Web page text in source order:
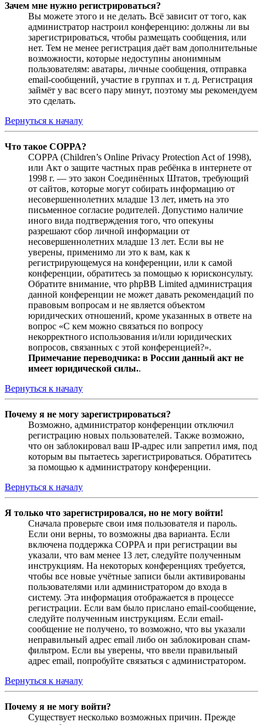
Зачем мне нужно регистрироваться?
Вы можете этого и не делать. Всё зависит от того, как
администратор настроил конференцию: должны ли вы
зарегистрироваться, чтобы размещать сообщения, или
нет. Тем не менее регистрация даёт вам дополнительные
возможности, которые недоступны анонимным
пользователям: аватары, личные сообщения, отправка
email-сообщений, участие в группах и т. д. Регистрация
займёт у вас всего пару минут, поэтому мы рекомендуем
это сделать.
Вернуться к началу
Что такое COPPA?
COPPA (Children’s Online Privacy Protection Act of 1998),
или Акт о защите частных прав ребёнка в интернете от
1998 г. — это закон Соединённых Штатов, требующий
от сайтов, которые могут собирать информацию от
несовершеннолетних младше 13 лет, иметь на это
письменное согласие родителей. Допустимо наличие
иного вида подтверждения того, что опекуны
разрешают сбор личной информации от
несовершеннолетних младше 13 лет. Если вы не
уверены, применимо ли это к вам, как к
регистрирующемуся на конференции, или к самой
конференции, обратитесь за помощью к юрисконсульту.
Обратите внимание, что phpBB Limited администрация
данной конференции не может давать рекомендаций по
правовым вопросам и не является объектом
юридических отношений, кроме указанных в ответе на
вопрос «С кем можно связаться по вопросу
некорректного использования и/или юридических
вопросов, связанных с этой конференцией?».
Примечание переводчика: в России данный акт не
имеет юридической силы..
Вернуться к началу
Почему я не могу зарегистрироваться?
Возможно, администратор конференции отключил
регистрацию новых пользователей. Также возможно,
что он заблокировал ваш IP-адрес или запретил имя, под
которым вы пытаетесь зарегистрироваться. Обратитесь
за помощью к администратору конференции.
Вернуться к началу
Я только что зарегистрировался, но не могу войти!
Сначала проверьте свои имя пользователя и пароль.
Если они верны, то возможны два варианта. Если
включена поддержка COPPA и при регистрации вы
указали, что вам менее 13 лет, следуйте полученным
инструкциям. На некоторых конференциях требуется,
чтобы все новые учётные записи были активированы
пользователями или администратором до входа в
систему. Эта информация отображается в процессе
регистрации. Если вам было прислано email-сообщение,
следуйте полученным инструкциям. Если email-
сообщение не получено, то возможно, что вы указали
неправильный адрес email либо он заблокирован спам-
фильтром. Если вы уверены, что ввели правильный
адрес email, попробуйте связаться с администратором.
Вернуться к началу
Почему я не могу войти?
Существует несколько возможных причин. Прежде